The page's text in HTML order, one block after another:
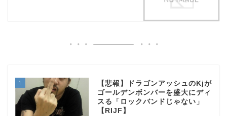
1
【悲報】ドラゴンアッシュのKjが
ゴールデンボンバーを盛大にディ
スる「ロックバンドじゃない」
【RIJF】